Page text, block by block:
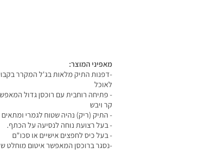
מאפיני המוצר:
-דפנות התיק מלאות בג'ל המקרר
לאוכל
- פתיחה רוחבית עם רוכסן גדול
קר ויבש
- התיק (ריק) נהיה שטוח לגמרי
- בעל רצועת נוחה לנסיעה על הכתף.
- בעל כיס לחפצים אישיים או סכו"ם
-נסגר ברוכסן המאפשר איטום מוחלט